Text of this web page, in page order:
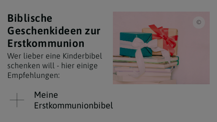
Biblische
Geschenkideen zur
Erstkommunion
Wer lieber eine Kinderbibel
schenken will - hier einige
Empfehlungen:
Meine
Erstkommunionbibel